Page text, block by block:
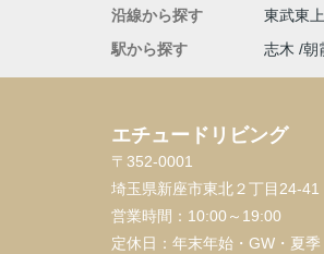
沿線から探す
東武東
駅から探す
志木 朝
エチュードリビング
〒352-0001
埼玉県新座市東北２丁目24-41
営業時間： 10:00～19:00
定休日： 年末年始・GW・夏季